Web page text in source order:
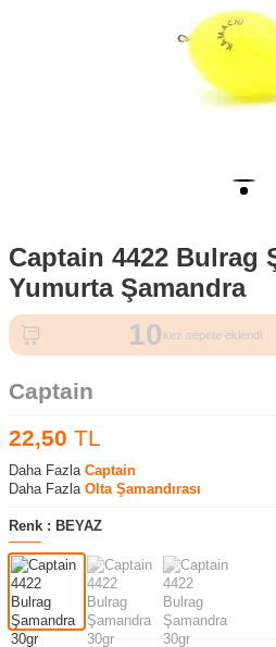
Captain 4422 Bulrag
Yumurta Şamandra
10 kez sepete eklendi
5kez satın alındı
Captain
22,50 TL
Daha Fazla Captain
Daha Fazla Olta Şamandırası
Renk : BEYAZ